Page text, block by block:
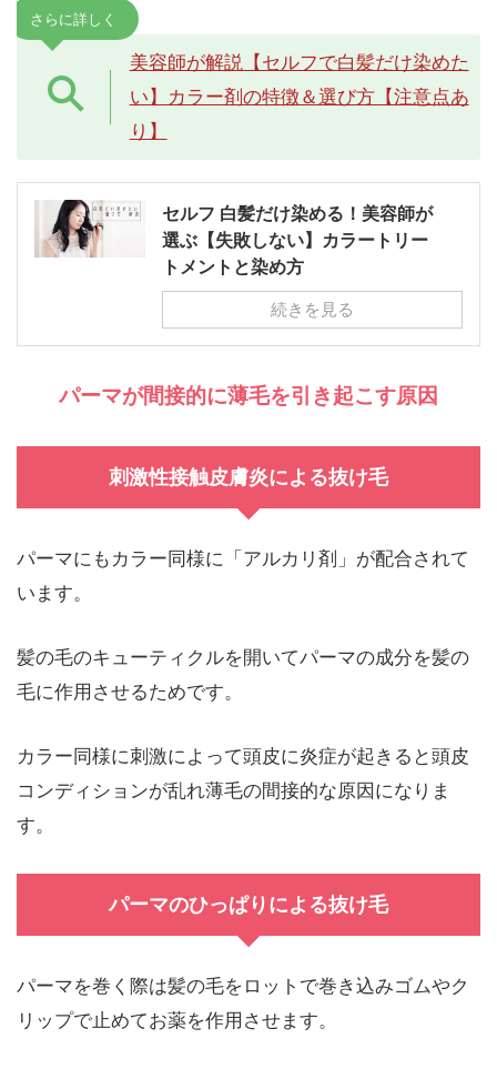
さらに詳しく
美容師が解説【セルフで白髪だけ染めた
い】カラー剤の特徴＆選び方【注意点あ
り】
セルフ 白髪だけ染める！美容師が
選ぶ【失敗しない】カラートリー
トメントと染め方
続きを見る
パーマが間接的に薄毛を引き起こす原因
刺激性接触皮膚炎による抜け毛
パーマにもカラー同様に「アルカリ剤」が配合されて
います。
髪の毛のキューティクルを開いてパーマの成分を髪の
毛に作用させるためです。
カラー同様に刺激によって頭皮に炎症が起きると頭皮
コンディションが乱れ薄毛の間接的な原因になりま
す。
パーマのひっぱりによる抜け毛
パーマを巻く際は髪の毛をロットで巻き込みゴムやク
リップで止めてお薬を作用させます。